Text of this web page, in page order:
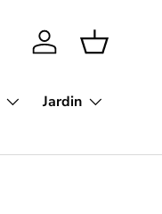
Se connecter
Panier
Jardin